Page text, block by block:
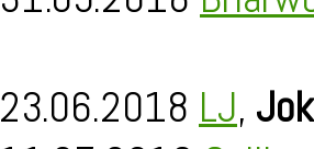
23.06.2018 LJ,